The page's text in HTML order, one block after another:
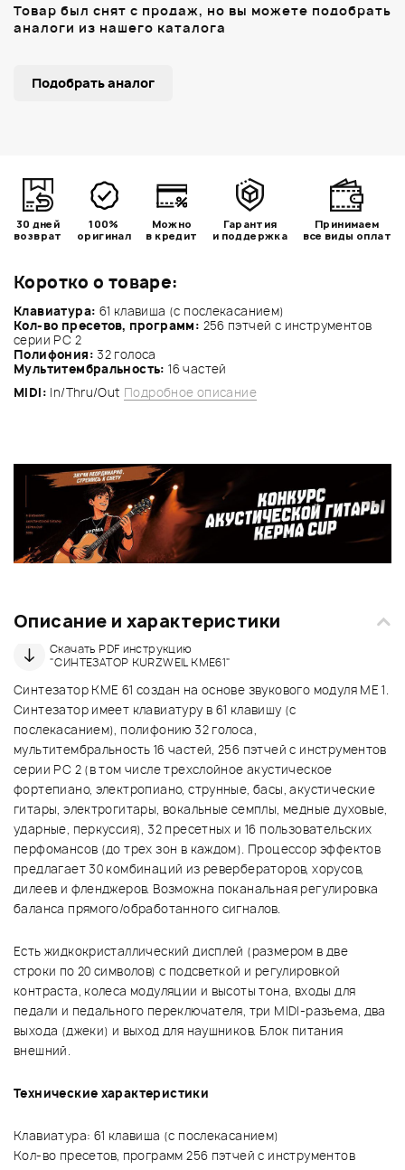
Коротко о товаре:
Клавиатура: 61 клавиша (с послекасанием)
Кол-во пресетов, программ: 256 пэтчей с инструментов
серии PC 2
Полифония: 32 голоса
Мультитембральность: 16 частей
MIDI: In/Thru/Out Подробное описание
Товар был снят с продаж, но вы можете подобрать
аналоги из нашего каталога
Подобрать аналог
30 дней
возврат
100%
оригинал
Можно
в кредит
Гарантия
и поддержка
Принимаем
все виды оплат
Описание и характеристики
Скачать PDF инструкцию
"СИНТЕЗАТОР KURZWEIL KME61"
Синтезатор KME 61 создан на основе звукового модуля ME 1.
Синтезатор имеет клавиатуру в 61 клавишу (с
послекасанием), полифонию 32 голоса,
мультитембральность 16 частей, 256 пэтчей с инструментов
серии PC 2 (в том числе трехслойное акустическое
фортепиано, электропиано, струнные, басы, акустические
гитары, электрогитары, вокальные семплы, медные духовые,
ударные, перкуссия), 32 пресетных и 16 пользовательских
перфомансов (до трех зон в каждом). Процессор эффектов
предлагает 30 комбинаций из ревербераторов, хорусов,
дилеев и фленджеров. Возможна поканальная регулировка
баланса прямого/обработанного сигналов.
Есть жидкокристаллический дисплей (размером в две
строки по 20 символов) с подсветкой и регулировкой
контраста, колеса модуляции и высоты тона, входы для
педали и педального переключателя, три MIDI-разъема, два
выхода (джеки) и выход для наушников. Блок питания
внешний.
Технические характеристики
Клавиатура: 61 клавиша (с послекасанием)
Кол-во пресетов, программ 256 пэтчей с инструментов